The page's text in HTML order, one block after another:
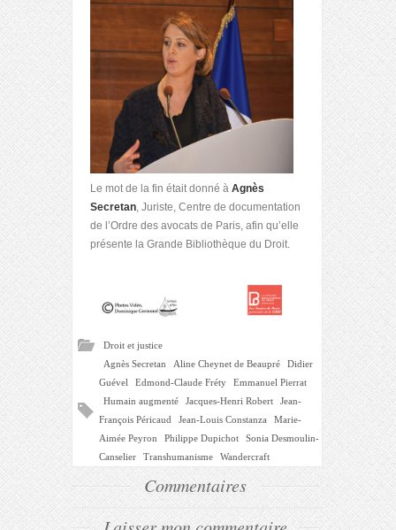
Le mot de la fin était donné à Agnès
Secretan , Juriste, Centre de documentation
de l’Ordre des avocats de Paris, afin qu’elle
présente la Grande Bibliothèque du Droit.
Droit et justice
Agnès Secretan
Aline Cheynet de Beaupré
Didier
Guével
Edmond-Claude Fréty
Emmanuel Pierrat
Humain augmenté
Jacques-Henri Robert
Jean-
François Péricaud
Jean-Louis Constanza
Marie-
Aimée Peyron
Philippe Dupichot
Sonia Desmoulin-
Canselier
Transhumanisme Wandercraft
Commentaires